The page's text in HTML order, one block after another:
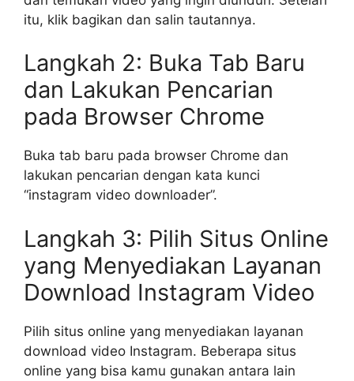
itu, klik bagikan dan salin tautannya.
Langkah 2: Buka Tab Baru
dan Lakukan Pencarian
pada Browser Chrome
Buka tab baru pada browser Chrome dan
lakukan pencarian dengan kata kunci
“instagram video downloader”.
Langkah 3: Pilih Situs Online
yang Menyediakan Layanan
Download Instagram Video
Pilih situs online yang menyediakan layanan
download video Instagram. Beberapa situs
online yang bisa kamu gunakan antara lain